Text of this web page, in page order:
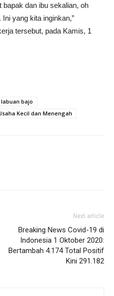
dan ibu sekalian, oh
yang kita inginkan,”
tersebut, pada Kamis, 1
labuan bajo
Kecil dan Menengah
Next article
Breaking News Covid-19 di
Indonesia 1 Oktober 2020:
Bertambah 4.174 Total Positif
Kini 291.182